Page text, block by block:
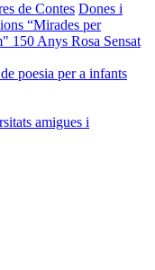
de Contes Dones i
“Mirades per
150 Anys Rosa Sensat
poesia per a infants
amigues i